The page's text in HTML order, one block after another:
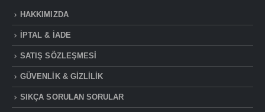
HAKKIMIZDA
İPTAL & İADE
SATIŞ SÖZLEŞMESİ
GÜVENLİK & GİZLİLİK
SIKÇA SORULAN SORULAR